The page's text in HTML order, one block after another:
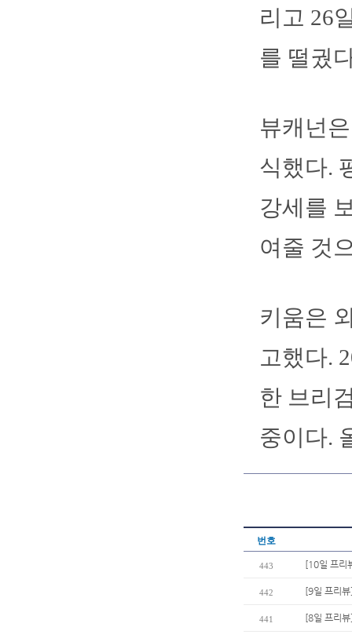
리고 26
를 떨궜
뷰캐넌
식했다.
강세를
여줄 것
키움은
고했다.
한 브리
중이다.
번호
443 [10일 프리
442 [9일 프리
441 [8일 프리